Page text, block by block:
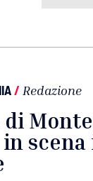
/ Redazione